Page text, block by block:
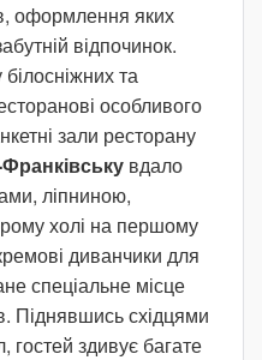
оформлення яких
відпочинок.
та
особливого
зали ресторану
вдало
ліпниною,
холі на першому
диванчики для
спеціальне місце
Піднявшись східцями
гостей здивує багате